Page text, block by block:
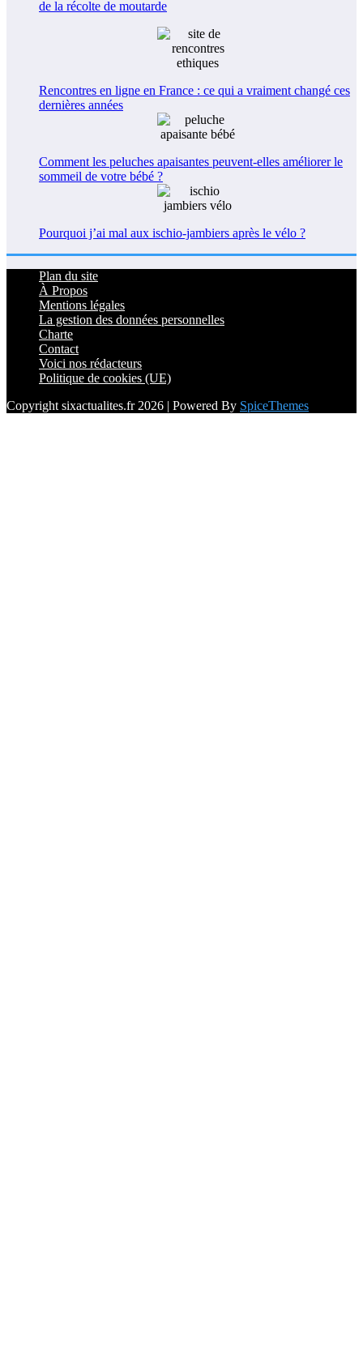
de la récolte de moutarde
Rencontres en ligne en France : ce qui a vraiment changé ces
dernières années
Comment les peluches apaisantes peuvent-elles améliorer le
sommeil de votre bébé ?
Pourquoi j’ai mal aux ischio-jambiers après le vélo ?
Plan du site
À Propos
Mentions légales
La gestion des données personnelles
Charte
Contact
Voici nos rédacteurs
Politique de cookies (UE)
Copyright sixactualites.fr 2026 | Powered By SpiceThemes